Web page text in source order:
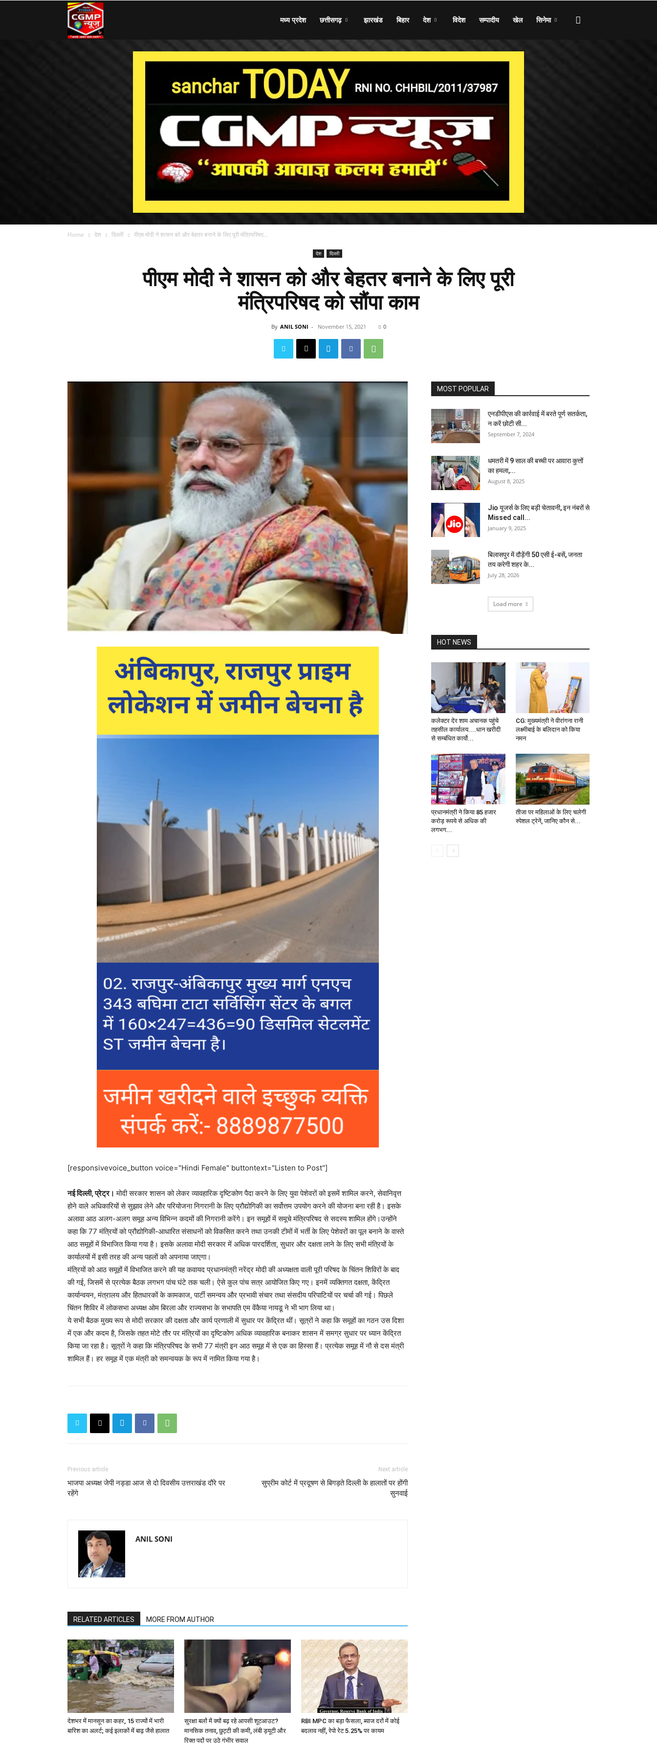
मध्य प्रदेश छत्तीसगढ़ झारखंड बिहार देश विदेश सम्पादीय खेल सिनेमा
Home देश दिल्ली पीएम मोदी ने शासन को और बेहतर बनाने के लिए पूरी मंत्रिपरिषद...
देश दिल्ली
पीएम मोदी ने शासन को और बेहतर बनाने के लिए पूरी
मंत्रिपरिषद को सौंपा काम
By ANIL SONI - November 15, 2021 0
[responsivevoice_button voice="Hindi Female" buttontext="Listen to Post"]
नई दिल्ली, प्रेट्र। मोदी सरकार शासन को लेकर व्यावहारिक दृष्टिकोण पैदा करने के लिए युवा पेशेवरों को इसमें शामिल करने, सेवानिवृत्त
होने वाले अधिकारियों से सुझाव लेने और परियोजना निगरानी के लिए प्रौद्योगिकी का सर्वोत्तम उपयोग करने की योजना बना रही है। इसके
अलावा आठ अलग-अलग समूह अन्य विभिन्न कदमों की निगरानी करेंगे। इन समूहों में समूचे मंत्रिपरिषद से सदस्य शामिल होंगे।उन्होंने
कहा कि 77 मंत्रियों को प्रौद्योगिकी-आधारित संसाधनों को विकसित करने तथा उनकी टीमों में भर्ती के लिए पेशेवरों का पूल बनाने के वास्ते
आठ समूहों में विभाजित किया गया है। इसके अलावा मोदी सरकार में अधिक पारदर्शिता, सुधार और दक्षता लाने के लिए सभी मंत्रियों के
कार्यालयों में इसी तरह की अन्य पहलों को अपनाया जाएगा।
मंत्रियों को आठ समूहों में विभाजित करने की यह कवायद प्रधानमंत्री नरेंद्र मोदी की अध्यक्षता वाली पूरी परिषद के चिंतन शिविरों के बाद
की गई, जिसमें से प्रत्येक बैठक लगभग पांच घंटे तक चली। ऐसे कुल पांच सत्र आयोजित किए गए। इनमें व्यक्तिगत दक्षता, केंद्रित
कार्यान्वयन, मंत्रालय और हितधारकों के कामकाज, पार्टी समन्वय और प्रभावी संचार तथा संसदीय परिपाटियों पर चर्चा की गई। पिछले
चिंतन शिविर में लोकसभा अध्यक्ष ओम बिरला और राज्यसभा के सभापति एम वेंकैया नायडू ने भी भाग लिया था।
ये सभी बैठक मुख्य रूप से मोदी सरकार की दक्षता और कार्य प्रणाली में सुधार पर केंद्रित थीं। सूत्रों ने कहा कि समूहों का गठन उस दिशा
में एक और कदम है, जिसके तहत मोटे तौर पर मंत्रियों का दृष्टिकोण अधिक व्यावहारिक बनाकर शासन में समग्र सुधार पर ध्यान केंद्रित
किया जा रहा है। सूत्रों ने कहा कि मंत्रिपरिषद के सभी 77 मंत्री इन आठ समूह में से एक का हिस्सा हैं। प्रत्येक समूह में नौ से दस मंत्री
शामिल हैं। हर समूह में एक मंत्री को समन्वयक के रूप में नामित किया गया है।
Previous article
भाजपा अध्यक्ष जेपी नड्डा आज से दो दिवसीय उत्तराखंड दौरे पर
रहेंगे
Next article
सुप्रीम कोर्ट में प्रदूषण से बिगड़ते दिल्ली के हालातों पर होंगी
सुनवाई
ANIL SONI
RELATED ARTICLES MORE FROM AUTHOR
देशभर में मानसून का कहर, 15 राज्यों में भारी
बारिश का अलर्ट; कई इलाकों में बाढ़ जैसे हालात
सुरक्षा बलों में क्यों बढ़ रहे आपसी शूटआउट?
मानसिक तनाव, छुट्टी की कमी, लंबी ड्यूटी और
रिक्त पदों पर उठे गंभीर सवाल
RBI MPC का बड़ा फैसला, ब्याज दरों में कोई
बदलाव नहीं, रेपो रेट 5.25% पर कायम
MOST POPULAR
एनडीपीएस की कार्रवाई में बरते पूर्ण सतर्कता,
न करें छोटी सी...
September 7, 2024
धमतरी में 9 साल की बच्ची पर आवारा कुत्तों
का हमला,...
August 8, 2025
Jio यूजर्स के लिए बड़ी चेतावनी, इन नंबरों से
Missed call...
January 9, 2025
बिलासपुर में दौड़ेंगी 50 एसी ई-बसें, जनता
तय करेगी शहर के...
July 28, 2026
Load more
HOT NEWS
कलेक्टर देर शाम अचानक पहुंचे
तहसील कार्यालय....धान खरीदी
से सम्बंधित कार्यो...
CG: मुख्यमंत्री ने वीरांगना रानी
लक्ष्मीबाई के बलिदान को किया
नमन
प्रधानमंत्री ने किया 85 हजार
करोड़ रूपये से अधिक की
लगभग...
तीजा पर महिलाओं के लिए चलेगी
स्पेशल ट्रेनें, जानिए कौन से...